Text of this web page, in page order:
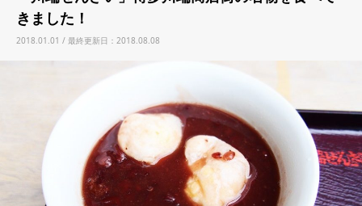
きました！
2018.01.01 / 最終更新日：2018.08.08